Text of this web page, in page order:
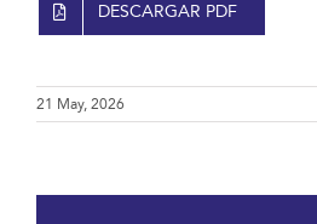
DESCARGAR PDF
21 May, 2026